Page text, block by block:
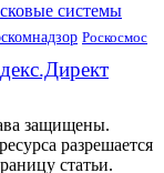
системы
Роскосмос
защищены.
разрешается
статьи.